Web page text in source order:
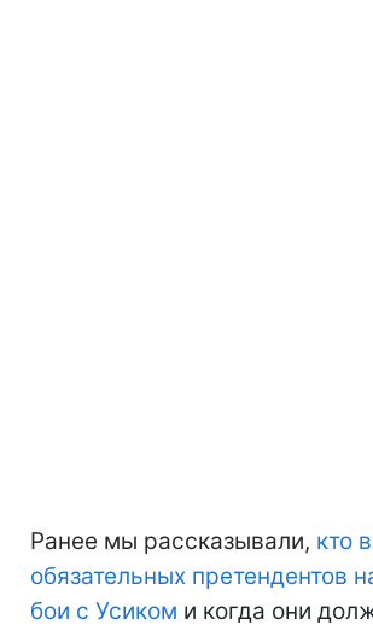
Ранее мы рассказывали, кто
обязательных претендентов
бои с Усиком и когда они